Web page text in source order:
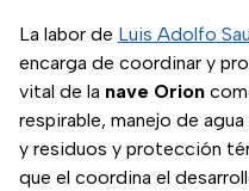
La labor de Luis Adolfo
encarga de coordinar y
vital de la nave Orion
respirable, manejo de
y residuos y protección
que el coordina el